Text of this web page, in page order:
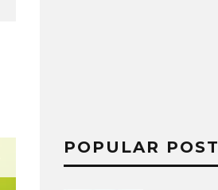
POPULAR POST